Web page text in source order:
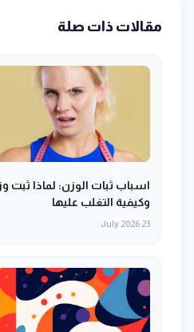
مقالات ذات صلة
وكيفية التغلب عليها
23 July 2026